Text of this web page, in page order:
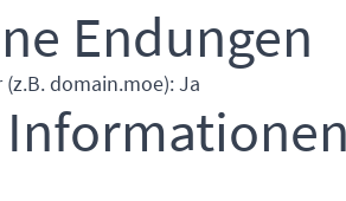
Endungen
domain.moe): Ja